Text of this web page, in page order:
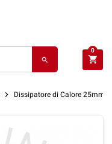
search shopping_cart
0
chevron_right Dissipatore di Calore 25mm